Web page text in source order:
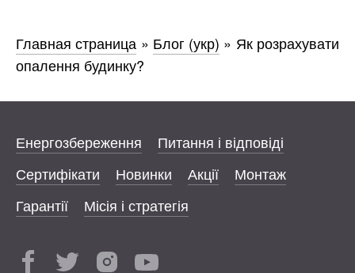
Главная страница » Блог (укр) » Як розрахувати
опалення будинку?
Енергозбереження
Питання і відповіді
Сертифікати
Новинки Акції
Монтаж
Гарантії
Місія і стратегія